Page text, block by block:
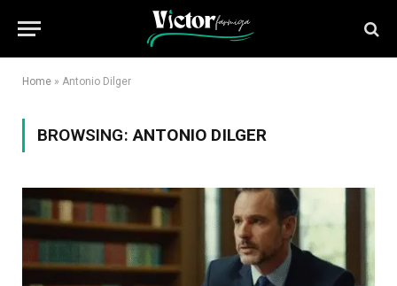
Home » Antonio Dilger
BROWSING:ANTONIO DILGER